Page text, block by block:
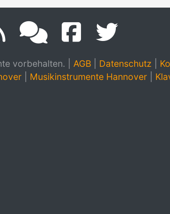
vorbehalten. AGB| Datenschutz
Musikinstrumente Hannover